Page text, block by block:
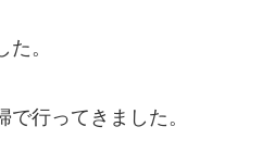
。
行ってきました。